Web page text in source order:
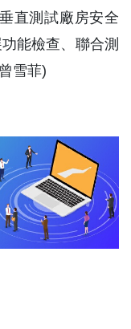
直測試廠房安全
能檢查、聯合測
雪菲)